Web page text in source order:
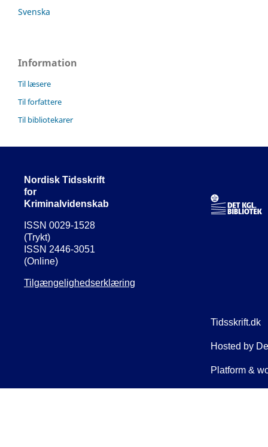
Svenska
Information
Til læsere
Til forfattere
Til bibliotekarer
Nordisk Tidsskrift
for
Kriminalvidenskab
ISSN 0029-1528
(Trykt)
ISSN 2446-3051
(Online)
Tilgængelighedserklæring